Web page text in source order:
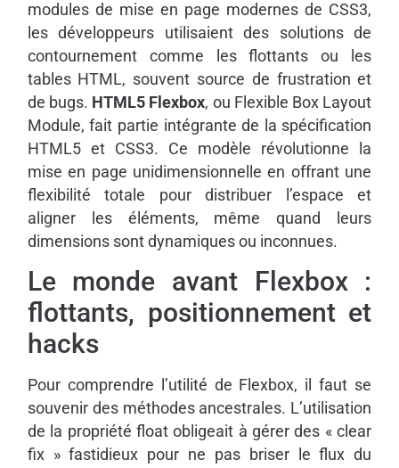
modules de mise en page modernes de CSS3,
les développeurs utilisaient des solutions de
contournement comme les flottants ou les
tables HTML, souvent source de frustration et
de bugs. HTML5 Flexbox, ou Flexible Box Layout
Module, fait partie intégrante de la spécification
HTML5 et CSS3. Ce modèle révolutionne la
mise en page unidimensionnelle en offrant une
flexibilité totale pour distribuer l’espace et
aligner les éléments, même quand leurs
dimensions sont dynamiques ou inconnues.
Le monde avant Flexbox :
flottants, positionnement et
hacks
Pour comprendre l’utilité de Flexbox, il faut se
souvenir des méthodes ancestrales. L’utilisation
de la propriété float obligeait à gérer des « clear
fix » fastidieux pour ne pas briser le flux du